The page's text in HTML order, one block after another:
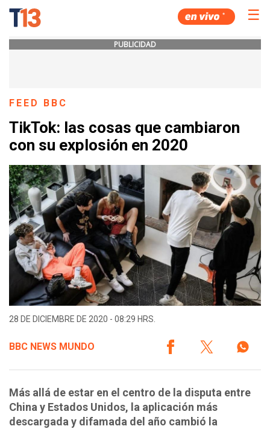
☰
PUBLICIDAD
FEED BBC
TikTok: las cosas que cambiaron
con su explosión en 2020
28 DE DICIEMBRE DE 2020 - 08:29 HRS.
BBC NEWS MUNDO
Más allá de estar en el centro de la disputa entre
China y Estados Unidos, la aplicación más
descargada y difamada del año cambió la